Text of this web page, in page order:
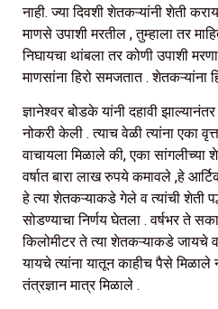
नाही. ज्या दिवशी शेतकऱ्यांनी शेती
माणसे उपाशी मरतील , तुम्हाला तर
निघायचा थांबला तर कोणी उपाशी
माणसांना हिरो समजतात . शेतकऱ्यांना
ज्ञानेश्वर बोडके यांनी दहावी
नोकरी केली . त्याच वेळी त्यांना एका
वाचायला मिळाले की, एका सांगलीच्या
वर्षात बारा लाख रुपये कमावले ,हे
हे त्या शेतकऱ्याकडे गेले व त्यांची शेती
सोडण्याचा निर्णय घेतला . वर्षभर ते
किलोमीटर ते त्या शेतकऱ्याकडे जायचे
यायचे त्यांना यातून काहीच पैसे मिळाले
तंत्रज्ञान मात्र मिळाले .